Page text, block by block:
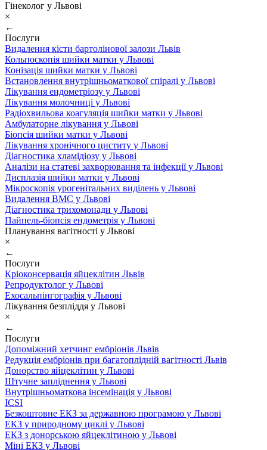
Гінеколог у Львові
×
←
Послуги
Видалення кісти бартолінової залози Львів
Кольпоскопія шийки матки у Львові
Конізація шийки матки у Львові
Встановлення внутрішньоматкової спіралі у Львові
Лікування ендометріозу у Львові
Лікування молочниці у Львові
Радіохвильова коагуляція шийки матки у Львові
Амбулаторне лікування у Львові
Біопсія шийки матки у Львові
Лікування хронічного циститу у Львові
Діагностика хламідіозу у Львові
Аналізи на статеві захворювання та інфекції у Львові
Дисплазія шийки матки у Львові
Мікроскопія урогенітальних виділень у Львові
Видалення ВМС у Львові
Діагностика трихомонади у Львові
Пайпель-біопсія ендометрія у Львові
Планування вагітності у Львові
×
←
Послуги
Кріоконсервація яйцеклітин Львів
Репродуктолог у Львові
Ехосальпінгографія у Львові
Лікування безпліддя у Львові
×
←
Послуги
Допоміжний хетчинг ембріонів Львів
Редукція ембріонів при багатоплідній вагітності Львів
Донорство яйцеклітин у Львові
Штучне запліднення у Львові
Внутрішньоматкова інсемінація у Львові
ICSI
Безкоштовне ЕКЗ за державною програмою у Львові
ЕКЗ у природному циклі у Львові
ЕКЗ з донорською яйцеклітиною у Львові
Міні ЕКЗ у Львові